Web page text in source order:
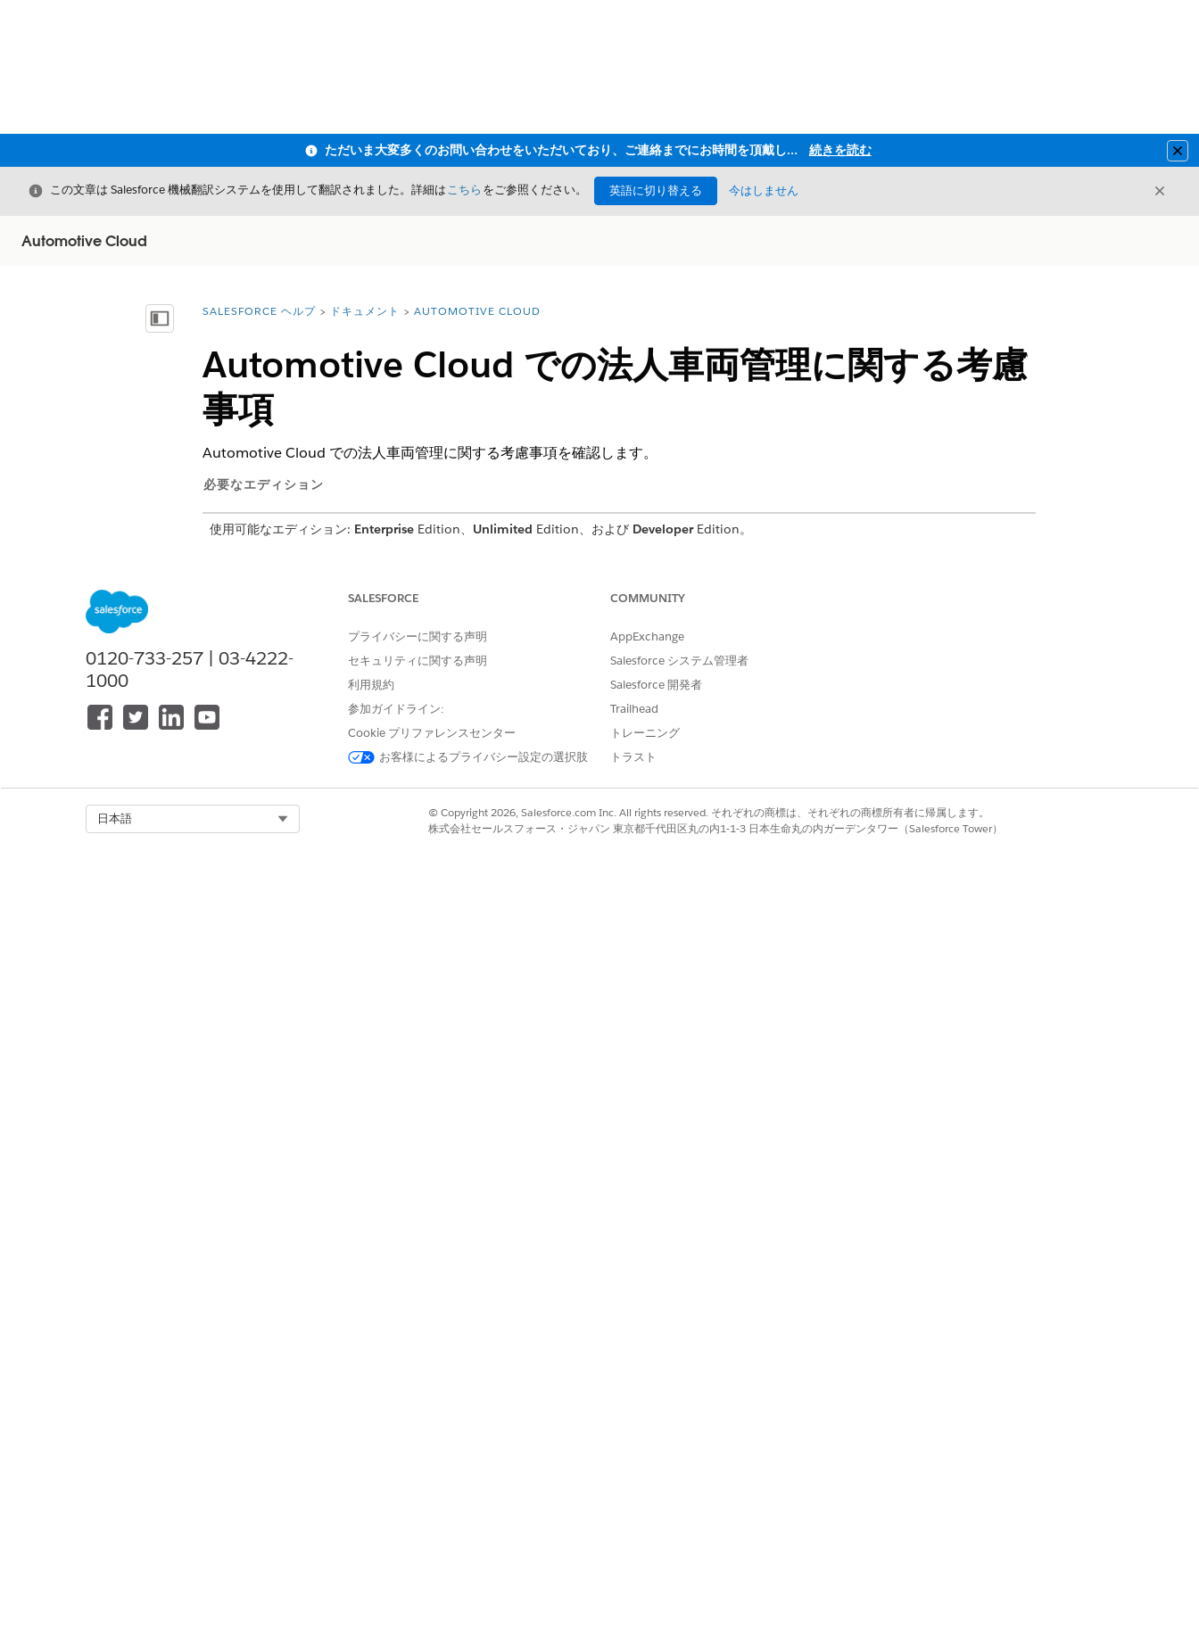
ただいま大変多くのお問い合わせをいただいており、ご連絡までにお時間を頂戴しております 続きを読む
閉じる
この文章は Salesforce 機械翻訳システムを使用して翻訳されました。詳細はこちら をご参照ください。 英語に切り替える 今はしません 閉じる
Automotive Cloud
目次を表示詳細情報:
SALESFORCE ヘルプ ドキュメント AUTOMOTIVE CLOUD
Automotive Cloud での法人車両管理に関する考慮
事項
Automotive Cloud での法人車両管理に関する考慮事項を確認します。
必要なエディション
使用可能なエディション: EnterpriseEdition、 Unlimited Edition、および DeveloperEdition。
納入商品レコードがまだ車両レコードに関連していないときに、法人車両納入商品レコードを作成すると、車両に関連する項目に値が入力されま
車両レコードを選択する必要があります。
Experience Cloud ユーザーは、法人車両、法人車両納入商品、および法人車両関係者を使用できます。
この記事で問題は解決されましたか?
ご意見をお待ちしております。
0120-733-257 | 03-4222-
1000
SALESFORCE
プライバシーに関する声明
セキュリティに関する声明
利用規約
参加ガイドライン:
Cookie プリファレンスセンター
お客様によるプライバシー設定の選択肢
COMMUNITY
AppExchange
Salesforce システム管理者
Salesforce 開発者
Trailhead
トレーニング
トラスト
日本語
© Copyright 2026, Salesforce.com Inc. All rights reserved. それぞれの商標は、それぞれの商標所有者に帰属します。
株式会社セールスフォース・ジャパン 東京都千代田区丸の内1-1-3 日本生命丸の内ガーデンタワー（Salesforce Tower）